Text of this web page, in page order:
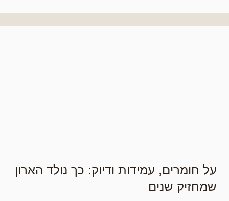
על חומרים, עמידות ודיוק: כך נולד הארון
שמחזיק שנים